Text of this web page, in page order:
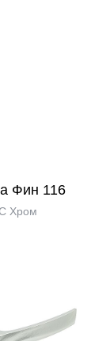
Фин 116
Хром